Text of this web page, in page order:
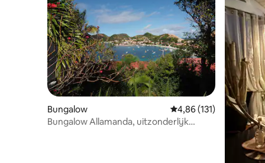
Bungalow Gemiddelde
4,86 (131)
Bungalow Allamanda, uitzonderlijk